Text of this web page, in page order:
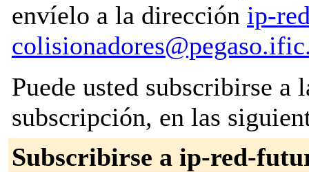
envíelo a la dirección ip-
Puede usted subscribirse a
subscripción, en las
Subscribirse a ip-red-